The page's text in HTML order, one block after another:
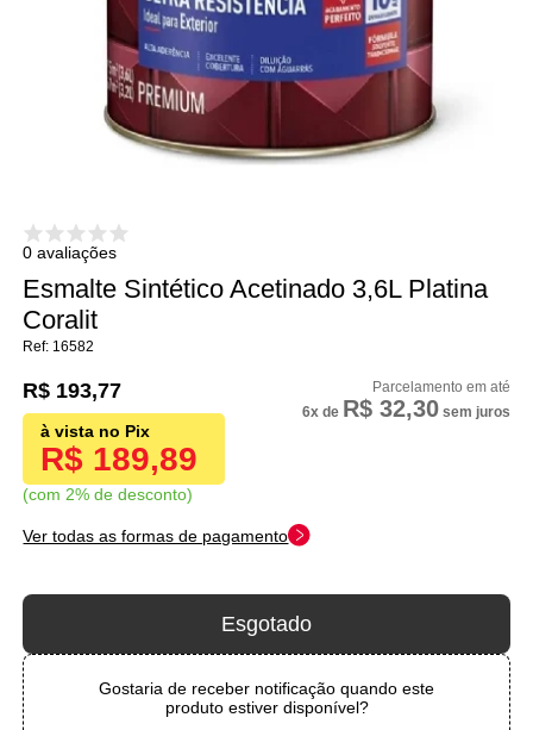
0 avaliações
Esmalte Sintético Acetinado 3,6L Platina
Coralit
16582
R$ 189,89
com 2% de desconto
R$ 193,77
6x de R$ 32,30sem juros
Ver todas as formas de pagamento
Esgotado
Gostaria de receber notificação quando este
produto estiver disponível?